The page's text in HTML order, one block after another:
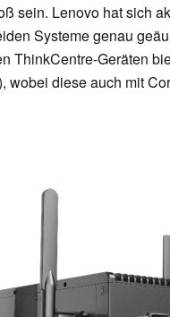
sein. Lenovo hat sich
Systeme genau
ThinkCentre-Geräten
wobei diese auch mit